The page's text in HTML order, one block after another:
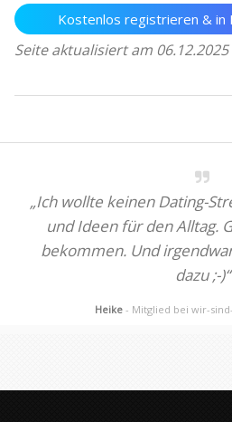
Kostenlos registrieren & in
Seite aktualisiert am 06.12.2025
„Ich wollte keinen Dating-
und Ideen für den Alltag.
bekommen. Und
dazu ;-)“
Heike - Mitglied bei wir-